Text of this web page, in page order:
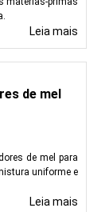
Leia mais
de mel
de mel para
uniforme e
Leia mais